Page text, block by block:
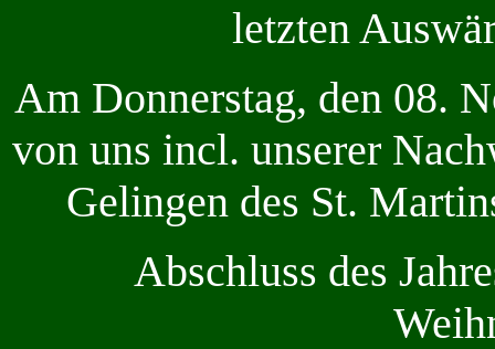
letzten
Am Donnerstag, den 08.
von uns incl. unserer
Gelingen des St.
Abschluss des